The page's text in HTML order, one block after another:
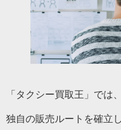
「タクシー買取王」では
独自の販売ルートを確立